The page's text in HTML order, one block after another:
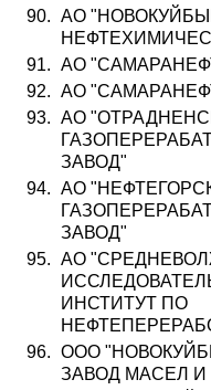
90. АО
91. АО
92. АО
93. АО
ЗАВОД"
94. АО
ЗАВОД"
95. АО
ИНСТИТУТ ПО
96. ООО
ЗАВОД МАСЕЛ